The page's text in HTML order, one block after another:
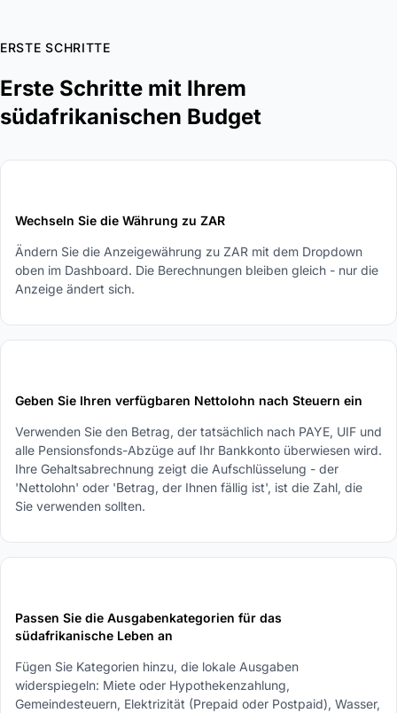
ERSTE SCHRITTE
Erste Schritte mit Ihrem
südafrikanischen Budget
Wechseln Sie die Währung zu ZAR
Ändern Sie die Anzeigewährung zu ZAR mit dem Dropdown
oben im Dashboard. Die Berechnungen bleiben gleich - nur die
Anzeige ändert sich.
Geben Sie Ihren verfügbaren Nettolohn nach Steuern ein
Verwenden Sie den Betrag, der tatsächlich nach PAYE, UIF und
alle Pensionsfonds-Abzüge auf Ihr Bankkonto überwiesen wird.
Ihre Gehaltsabrechnung zeigt die Aufschlüsselung - der
'Nettolohn' oder 'Betrag, der Ihnen fällig ist', ist die Zahl, die
Sie verwenden sollten.
Passen Sie die Ausgabenkategorien für das
südafrikanische Leben an
Fügen Sie Kategorien hinzu, die lokale Ausgaben
widerspiegeln: Miete oder Hypothekenzahlung,
Gemeindesteuern, Elektrizität (Prepaid oder Postpaid), Wasser,